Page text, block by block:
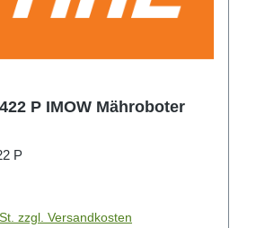
P IMOW Mähroboter
P
zzgl. Versandkosten